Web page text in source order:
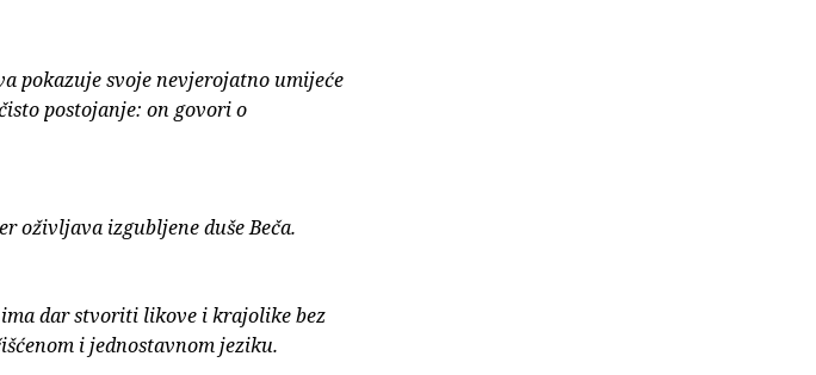
pokazuje svoje nevjerojatno umijeće
postojanje: on govori o
oživljava izgubljene duše Beča.
dar stvoriti likove i krajolike bez
i jednostavnom jeziku.